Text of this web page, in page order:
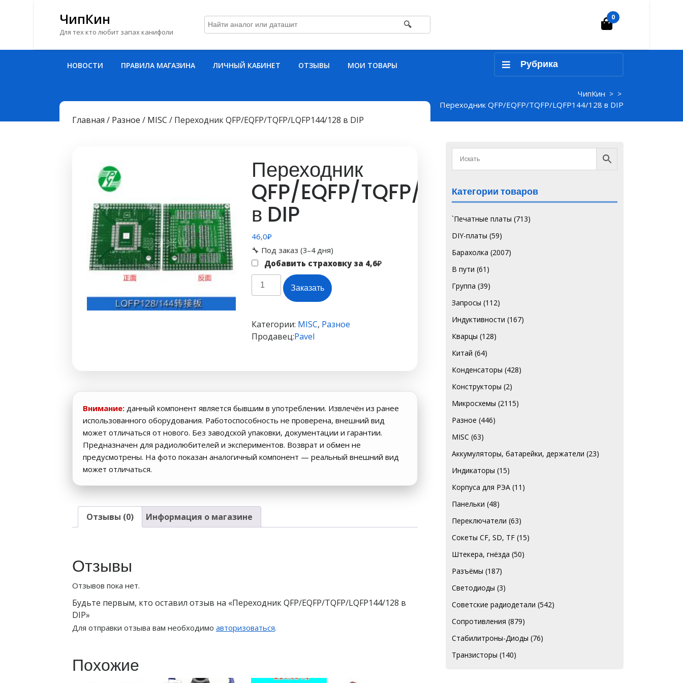
ЧипКин
Для тех кто любит запах канифоли
🔍 Корзина
0
НОВОСТИ ПРАВИЛА МАГАЗИНА ЛИЧНЫЙ КАБИНЕТ ОТЗЫВЫ МОИ ТОВАРЫ Рубрика
ЧипКин > >
Переходник QFP/EQFP/TQFP/LQFP144/128 в DIP
Главная / Разное / MISC / Переходник QFP/EQFP/TQFP/LQFP144/128 в DIP
Переходник
QFP/EQFP/TQFP/LQFP144/128
в DIP
46,0₽
🔧 Под заказ (3–4 дня)
Добавить страховку за 4,6₽
Количество
товара
Переходник
в
DIP
Заказать
Категории: MISC, Разное
Продавец:Pavel
Внимание: данный компонент является бывшим в употреблении. Извлечён из ранее
использованного оборудования. Работоспособность не проверена, внешний вид
может отличаться от нового. Без заводской упаковки, документации и гарантии.
Предназначен для радиолюбителей и экспериментов. Возврат и обмен не
предусмотрены. На фото показан аналогичный компонент — реальный внешний вид
может отличаться.
Отзывы (0) Информация о магазине
Отзывы
Отзывов пока нет.
Будьте первым, кто оставил отзыв на «Переходник QFP/EQFP/TQFP/LQFP144/128 в
DIP»
Для отправки отзыва вам необходимо авторизоваться.
Похожие
Категории товаров
`Печатные платы (713)
DIY-платы (59)
Барахолка (2007)
В пути (61)
Группа (39)
Запросы (112)
Индуктивности (167)
Кварцы (128)
Китай (64)
Конденсаторы (428)
Конструкторы (2)
Микросхемы (2115)
Разное (446)
MISC (63)
Аккумуляторы, батарейки, держатели (23)
Индикаторы (15)
Корпуса для РЭА (11)
Панельки (48)
Переключатели (63)
Сокеты CF, SD, TF (15)
Штекера, гнёзда (50)
Разъёмы (187)
Светодиоды (3)
Советские радиодетали (542)
Сопротивления (879)
Стабилитроны-Диоды (76)
Транзисторы (140)